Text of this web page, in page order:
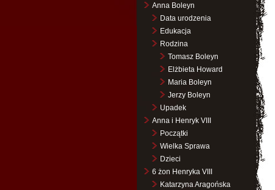
Anna Boleyn
Data urodzenia
Edukacja
Rodzina
Tomasz Boleyn
Elżbieta Howard
Maria Boleyn
Jerzy Boleyn
Upadek
Anna i Henryk VIII
Początki
Wielka Sprawa
Dzieci
6 żon Henryka VIII
Katarzyna Aragońska